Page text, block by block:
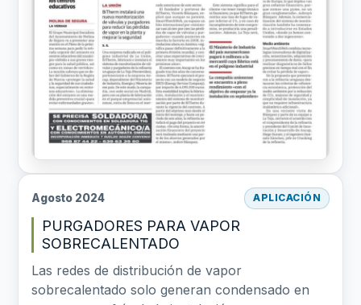
Agosto 2024 APLICACIÓN
PURGADORES PARA VAPOR
SOBRECALENTADO
Las redes de distribución de vapor
sobrecalentado solo generan condensado en